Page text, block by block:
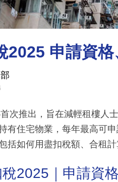
2025 申請資
次推出，旨在減輕租樓人
有住宅物業，每年最高可
括如何用盡扣稅額、合租計
2025｜申請資